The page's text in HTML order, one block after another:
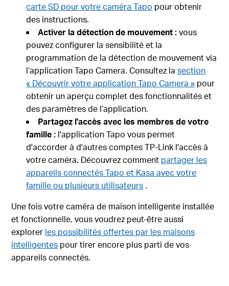
carte SD pour votre caméra Tapo pour obtenir
des instructions.
Activer la détection de mouvement :vous
pouvez configurer la sensibilité et la
programmation de la détection de mouvement via
l’application Tapo Camera. Consultez lasection
« Découvrir votre application Tapo Camera » pour
obtenir un aperçu complet des fonctionnalités et
des paramètres de l’application.
Partagez l'accès avec les membres de votre
famille : l'application Tapo vous permet
d'accorder à d'autres comptes TP-Link l'accès à
votre caméra. Découvrez comment partager les
appareils connectés Tapo et Kasa avec votre
famille ou plusieurs utilisateurs .
Une fois votre caméra de maison intelligente installée
et fonctionnelle, vous voudrez peut-être aussi
explorer les possibilités offertes par les maisons
intelligentes pour tirer encore plus parti de vos
appareils connectés.